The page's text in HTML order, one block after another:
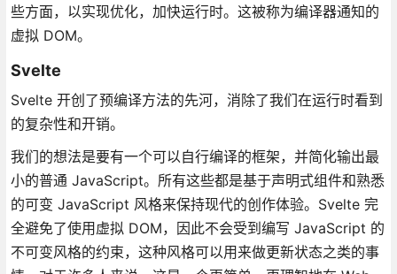
些方面，以实现优化，加快运行时。这被称为编译器通知的
虚拟 DOM。
Svelte
Svelte 开创了预编译方法的先河，消除了我们在运行时看到
的复杂性和开销。
我们的想法是要有一个可以自行编译的框架，并简化输出最
小的普通 JavaScript。所有这些都是基于声明式组件和熟悉
的可变 JavaScript 风格来保持现代的创作体验。Svelte 完
全避免了使用虚拟 DOM，因此不会受到编写 JavaScript 的
不可变风格的约束，这种风格可以用来做更新状态之类的事